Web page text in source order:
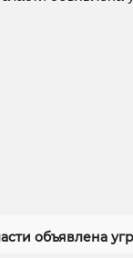
объявлена